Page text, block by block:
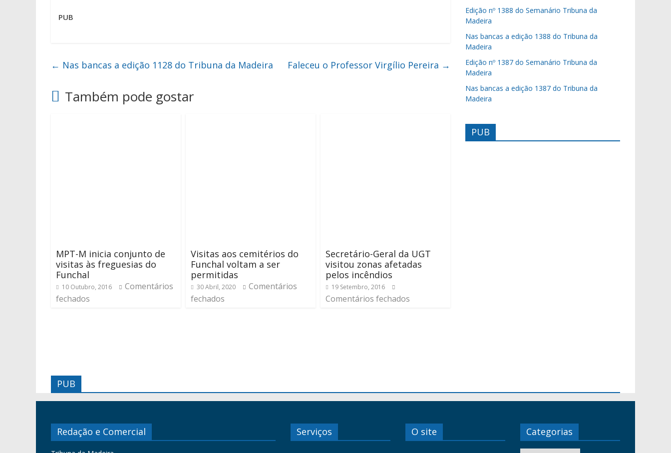
PUB
← Nas bancas a edição 1128 do Tribuna da Madeira Faleceu o Professor Virgílio Pereira →
Também pode gostar
MPT-M inicia conjunto de
visitas às freguesias do
Funchal
10 Outubro, 2016
Comentários
fechados
Visitas aos cemitérios do
Funchal voltam a ser
permitidas
30 Abril, 2020
Comentários
fechados
Secretário-Geral da UGT
visitou zonas afetadas
pelos incêndios
19 Setembro, 2016
Comentários fechados
Edição nº 1388 do Semanário Tribuna da
Madeira
Nas bancas a edição 1388 do Tribuna da
Madeira
Edição nº 1387 do Semanário Tribuna da
Madeira
Nas bancas a edição 1387 do Tribuna da
Madeira
PUB
PUB
Redação e Comercial Serviços O site Categorias